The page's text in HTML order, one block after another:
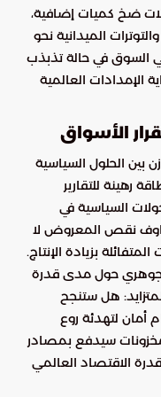
ضخ كميات إضافية،
الميدانية نحو
السوق في حالة تذبذب
الإمدادات العالمية
الأسواق
الحلول السياسية
رهينة للتقارير
السياسية في
نقص المعروض لا
بزيادة الإنتاج.
جوهري حول مدى قدرة
هل ستنجح
لتهدئة روع
سيدفع بمصادر
الاقتصاد العالمي